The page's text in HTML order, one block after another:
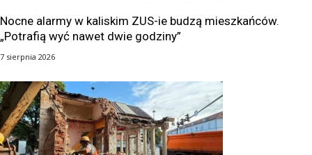
Nocne alarmy w kaliskim ZUS-ie budzą mieszkańców.
„Potrafią wyć nawet dwie godziny”
7 sierpnia 2026